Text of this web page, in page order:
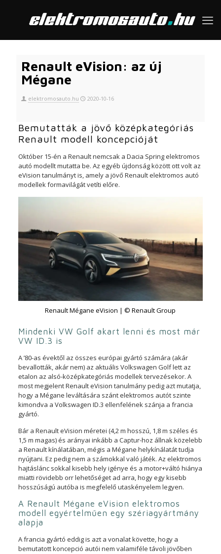
Renault eVision: az új
Mégane
elektromosauto.hu 2020-10-16
Bemutatták a jövő középkategóriás
Renault modell koncepcióját
Október 15-én a Renault nemcsak a Dacia Spring elektromos
autó modellt mutatta be. Az egyéb újdonság között ott volt az
eVision tanulmányt is, amely a jövő Renault elektromos autó
modellek formavilágát vetíti előre.
Renault Mégane eVision | © Renault Group
Mindenki VW Golf akart lenni és most már
VW ID.3 is
A ’80-as évektől az összes európai gyártó számára (akár
bevallották, akár nem) az aktuális Volkswagen Golf lett az
etalon az alsó-középkategóriás modellek tervezésekor. A
most megjelent Renault eVision tanulmány pedig azt mutatja,
hogy a Mégane leváltására szánt elektromos autót szinte
kimondva a Volkswagen ID.3 ellenfelének szánja a francia
gyártó.
Bár a Renault eVision méretei (4,2 m hosszú, 1,8 m széles és
1,5 m magas) és arányai inkább a Captur-hoz állnak közelebb
a Renault kínálatában, mégis a Mégane helykínálatát tudja
nyújtani. Ez pedig nem a számokkal való játék. Az elektromos
hajtáslánc sokkal kisebb hely igénye és a motor+váltó hiánya
miatti rövidebb orr lehetőséget ad arra, hogy egy kisebb
hosszúságú autóba is megfelelő utaskényelem legyen.
A Renault Mégane eVision elektromos
modell egyértelműen egy szériagyártmány
alapja
A francia gyártó eddig is azt a vonalat követte, hogy a
bemutatott koncepció autói nem valamiféle távoli jövőben